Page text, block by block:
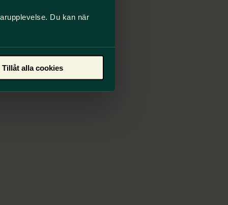
Du kan när
Tillåt alla cookies